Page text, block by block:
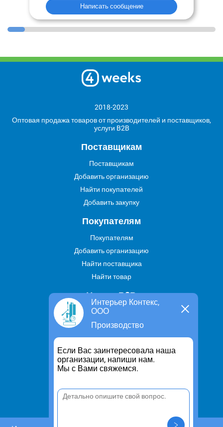
Написать сообщение
Интерьер Контекс,
ООО
Производство
Если Вас заинтересовала наша
организации, напиши нам.
Мы с Вами свяжемся.
2018-2023
Оптовая продажа товаров от производителей и поставщиков,
услуги B2B
Поставщикам
Поставщикам
Добавить организацию
Найти покупателей
Добавить закупку
Покупателям
Покупателям
Добавить организацию
Найти поставщика
Найти товар
Услуги В2В
Найти услугу
Предложить свою услугу
Дропшиппинг
Транспортные услуги
Информация
Политика конфиденциальности